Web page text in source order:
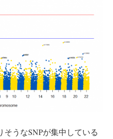
そうなSNPが集中している